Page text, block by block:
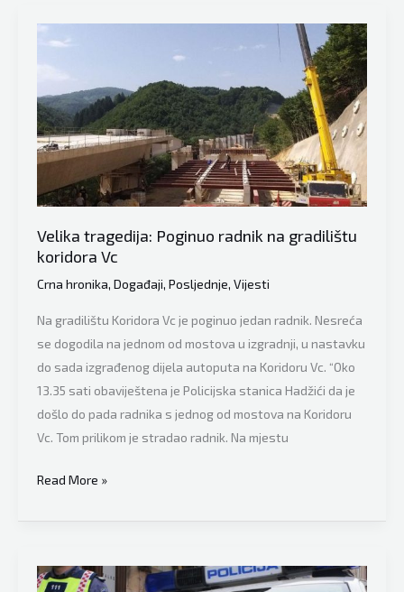
BiH:
oborio
drvo
na
u
Velika tragedija: Poginuo radnik na gradilištu
koridora Vc
Crna hronika, Događaji, Posljednje, Vijesti
Na gradilištu Koridora Vc je poginuo jedan radnik. Nesreća
se dogodila na jednom od mostova u izgradnji, u nastavku
do sada izgrađenog dijela autoputa na Koridoru Vc. “Oko
13.35 sati obaviještena je Policijska stanica Hadžići da je
došlo do pada radnika s jednog od mostova na Koridoru
Vc. Tom prilikom je stradao radnik. Na mjestu
Velika
Poginuo
na
Read More »